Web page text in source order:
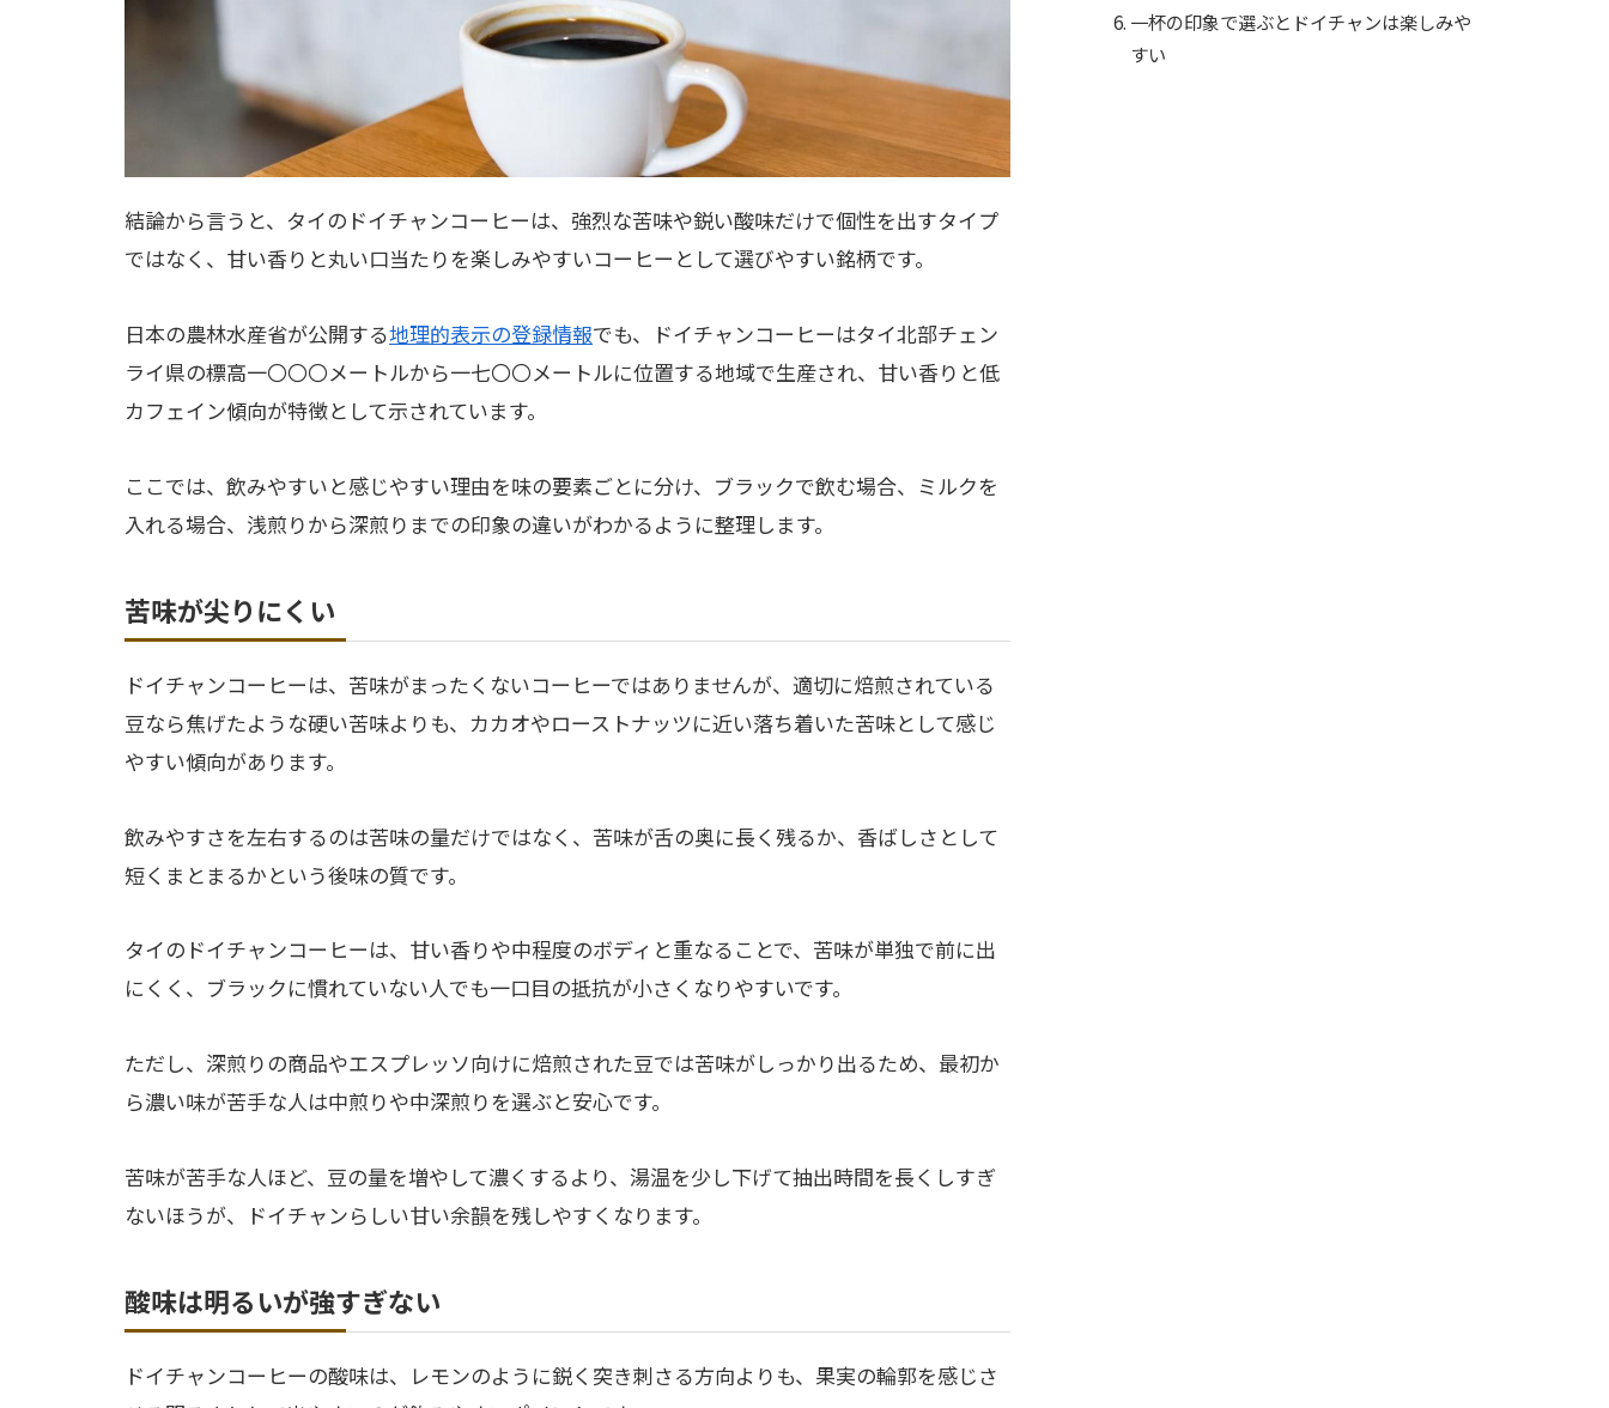
結論から言うと、タイのドイチャンコーヒーは、強烈な苦味や鋭い酸味だけで個性を出すタイプ
ではなく、甘い香りと丸い口当たりを楽しみやすいコーヒーとして選びやすい銘柄です。
日本の農林水産省が公開する地理的表示の登録情報でも、ドイチャンコーヒーはタイ北部チェン
ライ県の標高一〇〇〇メートルから一七〇〇メートルに位置する地域で生産され、甘い香りと低
カフェイン傾向が特徴として示されています。
ここでは、飲みやすいと感じやすい理由を味の要素ごとに分け、ブラックで飲む場合、ミルクを
入れる場合、浅煎りから深煎りまでの印象の違いがわかるように整理します。
苦味が尖りにくい
ドイチャンコーヒーは、苦味がまったくないコーヒーではありませんが、適切に焙煎されている
豆なら焦げたような硬い苦味よりも、カカオやローストナッツに近い落ち着いた苦味として感じ
やすい傾向があります。
飲みやすさを左右するのは苦味の量だけではなく、苦味が舌の奥に長く残るか、香ばしさとして
短くまとまるかという後味の質です。
タイのドイチャンコーヒーは、甘い香りや中程度のボディと重なることで、苦味が単独で前に出
にくく、ブラックに慣れていない人でも一口目の抵抗が小さくなりやすいです。
ただし、深煎りの商品やエスプレッソ向けに焙煎された豆では苦味がしっかり出るため、最初か
ら濃い味が苦手な人は中煎りや中深煎りを選ぶと安心です。
苦味が苦手な人ほど、豆の量を増やして濃くするより、湯温を少し下げて抽出時間を長くしすぎ
ないほうが、ドイチャンらしい甘い余韻を残しやすくなります。
酸味は明るいが強すぎない
ドイチャンコーヒーの酸味は、レモンのように鋭く突き刺さる方向よりも、果実の輪郭を感じさ
一杯の印象で選ぶとドイチャンは楽しみや
すい